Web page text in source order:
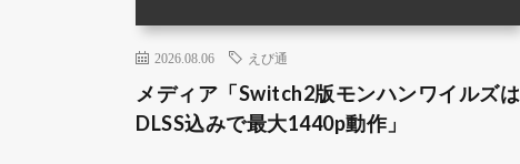
2026.08.06 えび通
メディア「Switch2版モンハンワイルズは
DLSS込みで最大1440p動作」